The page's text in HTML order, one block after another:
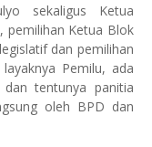
sekaligus Ketua
pemilihan Ketua Blok
dan pemilihan
Pemilu, ada
tentunya panitia
oleh BPD dan